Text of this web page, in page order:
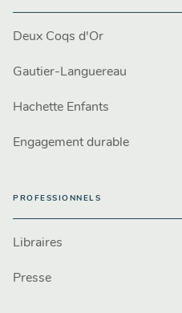
Deux Coqs d'Or
Gautier-Languereau
Hachette Enfants
Engagement durable
PROFESSIONNELS
Libraires
Presse